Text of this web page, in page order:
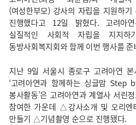
(여성한부모) 강사의 자립을 지원하
진행했다고 12일 밝혔다. 고려아
실질적인 사회적 자립을 지지하
동방사회복지회와 함께 이번 행사를 준
지난 9일 서울시 종로구 고려아연 본
‘고려아연과 함께하는 싱글맘 Step
봉사활동’은 고려아연과 계열사 서린
참여한 가운데 △강사소개 및 오리
만들기 △기념촬영 순으로 진행됐다.